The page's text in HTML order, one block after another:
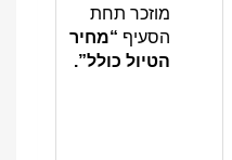
מוזכר תחת
הסעיף “מחיר
הטיול כולל”.